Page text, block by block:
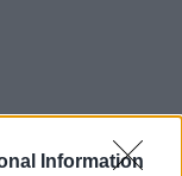
Information